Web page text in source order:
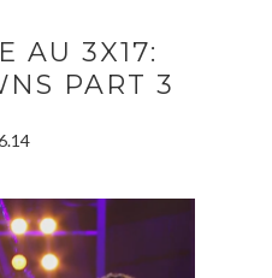
AU 3X17:
PART 3